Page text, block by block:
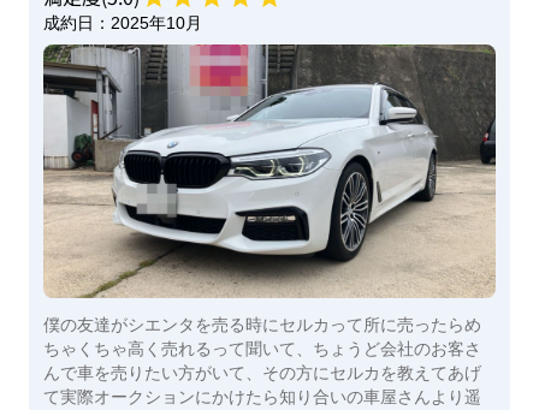
成約日： 2025年10月
僕の友達がシエンタを売る時にセルカって所に売ったらめ
ちゃくちゃ高く売れるって聞いて、ちょうど会社のお客さ
んで車を売りたい方がいて、その方にセルカを教えてあげ
て実際オークションにかけたら知り合いの車屋さんより遥